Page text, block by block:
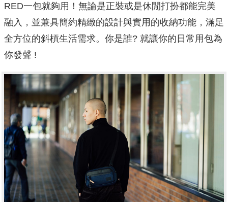
RED一包就夠用！無論是正裝或是休閒打扮都能完美
融入，並兼具簡約精緻的設計與實用的收納功能，滿足
全方位的斜槓生活需求。你是誰? 就讓你的日常用包為
你發聲 !